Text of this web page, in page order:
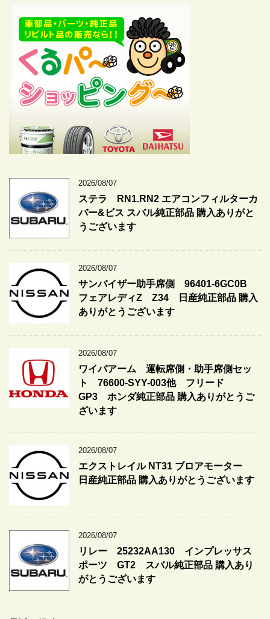
2026/08/07
ステラ RN1.RN2 エアコンフィルターカ
バー&ビス スバル純正部品 購入ありがと
うございます
2026/08/07
サンバイザー助手席側 96401-6GC0B
フェアレディZ Z34 日産純正部品 購入
ありがとうございます
2026/08/07
ワイパアーム 運転席側・助手席側セッ
ト 76600-SYY-003他 フリード
GP3 ホンダ純正部品 購入ありがとうご
ざいます
2026/08/07
エクストレイル NT31 ブロアモーター
日産純正部品 購入ありがとうございます
2026/08/07
リレー 25232AA130 インプレッサス
ポーツ GT2 スバル純正部品 購入あり
がとうございます